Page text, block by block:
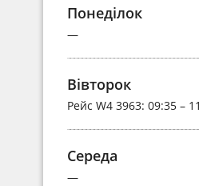
Понеділок
—
Вівторок
Рейс W4 3963: 09:35 –
Середа
—